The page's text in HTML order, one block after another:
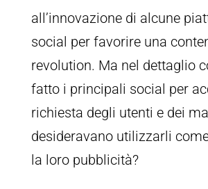
all’innovazione di alcune
social per favorire una
revolution. Ma nel dettaglio
fatto i principali social per
richiesta degli utenti e dei
desideravano utilizzarli
la loro pubblicità?